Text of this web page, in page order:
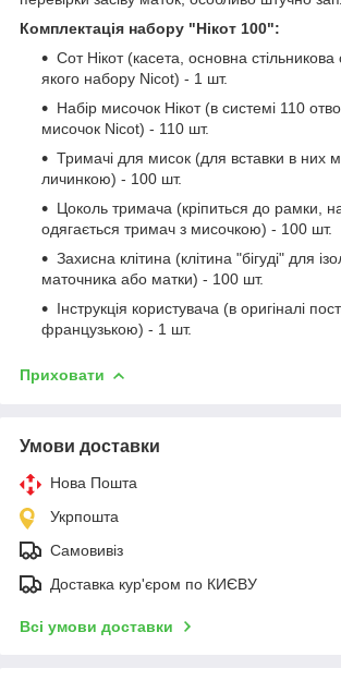
Комплектація набору "Нікот 100":
Сот Нікот (касета, основна
якого набору Nicot) - 1 шт.
Набір мисочок Нікот (в системі 110
мисочок Nicot) - 110 шт.
Тримачі для мисок (для вставки в них
личинкою) - 100 шт.
Цоколь тримача (кріпиться до рамки,
одягається тримач з мисочкою) - 100 шт.
Захисна клітина (клітина "бігуді" для
маточника або матки) - 100 шт.
Інструкція користувача (в оригіналі
французькою) - 1 шт.
Приховати
Умови доставки
Нова Пошта
Укрпошта
Самовивіз
Доставка кур'єром по КИЄВУ
Всі умови доставки